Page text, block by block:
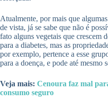
Atualmente, por mais que
de vista, já se sabe que não é
fato alguns vegetais que crescem
para a diabetes, mas as
por exemplo, pertence a esse
para a doença, e pode até mesmo
Veja mais: Cenoura faz mal
consumo seguro